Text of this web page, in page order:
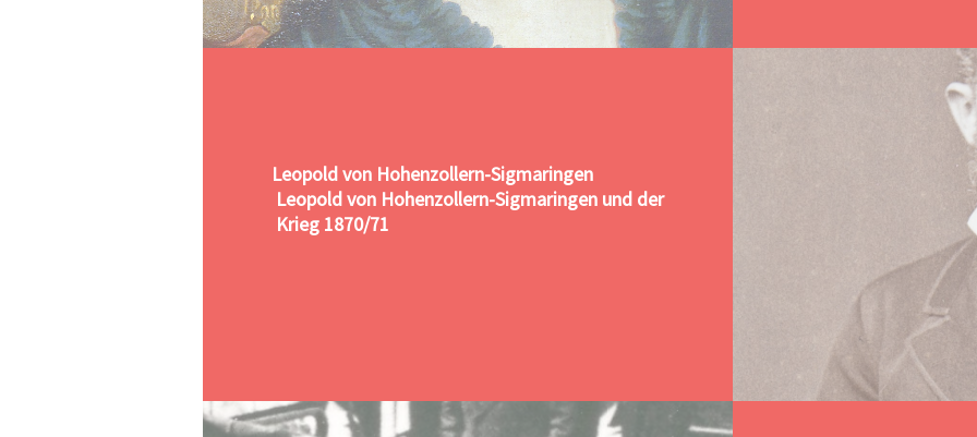
Leopold von Hohenzollern-Sigmaringen
Leopold von Hohenzollern-Sigmaringen und der
Krieg 1870/71